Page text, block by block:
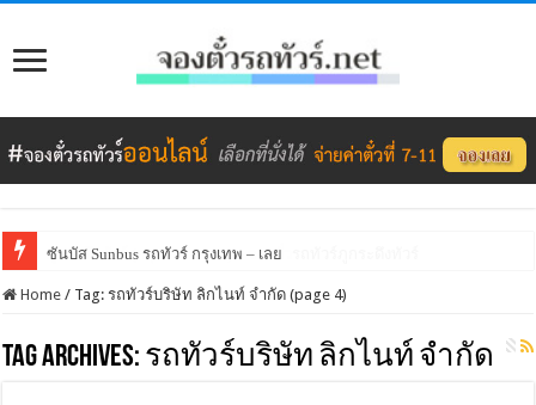
ซันบัส Sunbus รถทัวร์ กรุงเทพ – เลย
ภูกระดึงทัวร์ (กรุงเทพ – เลย) – จองตั๋วรถทัวร์ภูกระดึงทัวร์
Home / Tag:รถทัวร์บริษัท ลิกไนท์ จำกัด (page 4)
Tag Archives: รถทัวร์บริษัท ลิกไนท์ จำกัด